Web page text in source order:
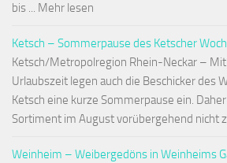
bis ... Mehr lesen
Ketsch – Sommerpause des Ketscher
Ketsch/Metropolregion Rhein-Neckar –
Urlaubszeit legen auch die Beschicker des
Ketsch eine kurze Sommerpause ein.
Sortiment im August vorübergehend nicht
Weinheim – Weibergedöns in Weinheims